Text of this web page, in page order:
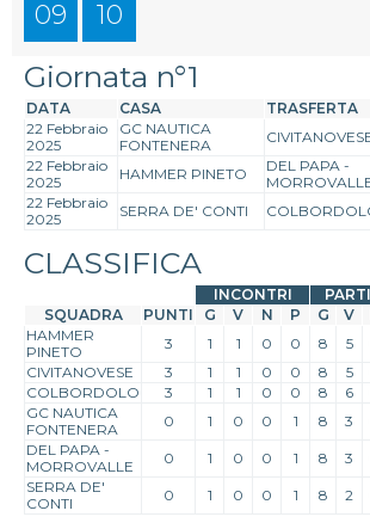
09
10
Giornata n°1
DATA CASA TRASFERTA
22 Febbraio
2025
GC NAUTICA
FONTENERA
22 Febbraio
2025
HAMMER PINETO
DEL PAPA -
22 Febbraio
2025
SERRA DE' CONTI
CLASSIFICA
INCONTRI
SQUADRA
PUNTI G V N P G V
HAMMER
PINETO
3 1 1 0 0 8 5
CIVITANOVESE
3 1 1 0 0 8 5
COLBORDOLO
3 1 1 0 0 8 6
GC NAUTICA
FONTENERA
0 1 0 0 1 8 3
DEL PAPA -
MORROVALLE
0 1 0 0 1 8 3
SERRA DE'
CONTI
0 1 0 0 1 8 2